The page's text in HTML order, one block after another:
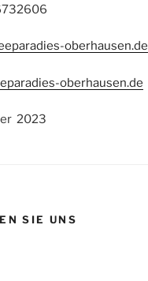
oberhausen.de
oberhausen.de
2023
SIE UNS